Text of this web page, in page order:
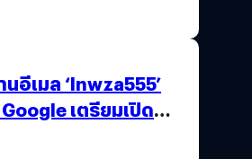
อีเมล ‘lnwza555’
Google เตรียมเปิด